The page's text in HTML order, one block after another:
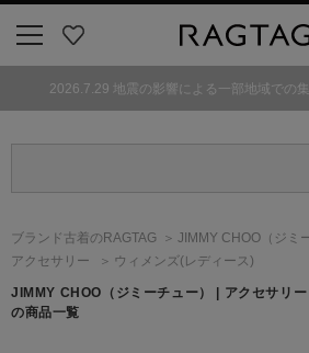
気
2026.7.29 地震の影響による一部地域での
ブランド古着のRAGTAG JIMMY CHOO （ジミ
アクセサリー
ウィメンズ(レディース)
JIMMY CHOO （ジミーチュー）
| アクセサリ
の商品一覧